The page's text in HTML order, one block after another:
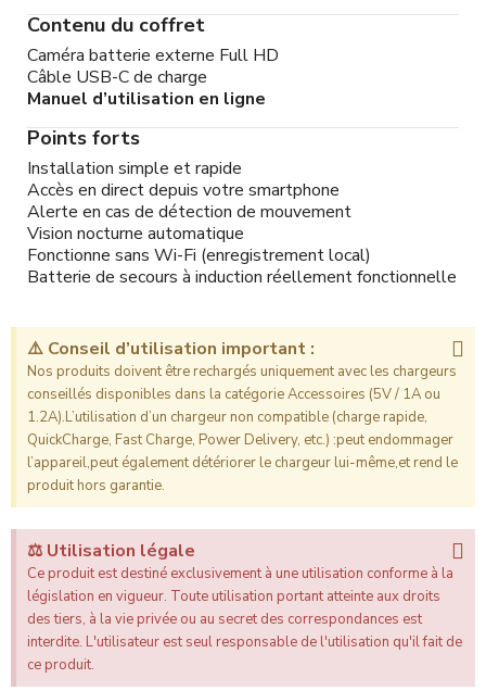
Contenu du coffret
Caméra batterie externe Full HD
Câble USB-C de charge
Manuel d’utilisation en ligne
Points forts
Installation simple et rapide
Accès en direct depuis votre smartphone
Alerte en cas de détection de mouvement
Vision nocturne automatique
Fonctionne sans Wi-Fi (enregistrement local)
Batterie de secours à induction réellement fonctionnelle
⚠️ Conseil d’utilisation important :
Nos produits doivent être rechargés uniquement avec les chargeurs
conseillés disponibles dans la catégorie Accessoires (5V / 1A ou
1.2A).L’utilisation d’un chargeur non compatible (charge rapide,
QuickCharge, Fast Charge, Power Delivery, etc.) :peut endommager
l’appareil,peut également détériorer le chargeur lui-même,et rend le
produit hors garantie.
⚖️ Utilisation légale
Ce produit est destiné exclusivement à une utilisation conforme à la
législation en vigueur. Toute utilisation portant atteinte aux droits
des tiers, à la vie privée ou au secret des correspondances est
interdite. L'utilisateur est seul responsable de l'utilisation qu'il fait de
ce produit.